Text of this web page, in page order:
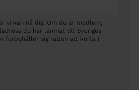
vi kan nå dig. Om du är medlem,
du har lämnat till Sveriges
förbehåller sig rätten att korta i